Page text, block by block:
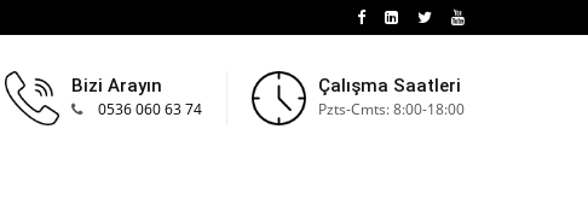
Bizi Arayın
0536 060 63 74
Çalışma Saatleri
Pzts-Cmts: 8:00-18:00